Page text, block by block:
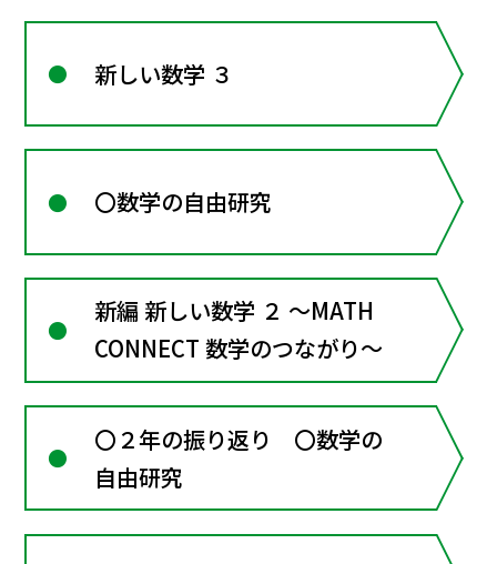
新しい数学 ３
〇数学の自由研究
新編 新しい数学 ２ ～MATH
CONNECT 数学のつながり～
〇２年の振り返り 〇数学の
自由研究